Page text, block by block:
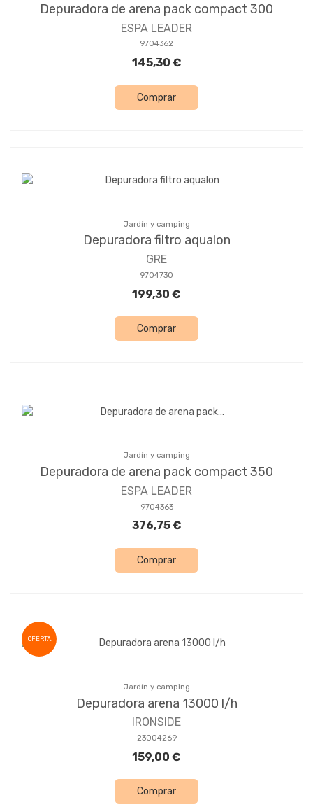
Depuradora de arena pack compact 300
ESPA LEADER
9704362
145,30 €
Comprar
Jardín y camping
Depuradora filtro aqualon
GRE
9704730
199,30 €
Comprar
Jardín y camping
Depuradora de arena pack compact 350
ESPA LEADER
9704363
376,75 €
Comprar
¡OFERTA!
Jardín y camping
Depuradora arena 13000 l/h
IRONSIDE
23004269
159,00 €
Comprar